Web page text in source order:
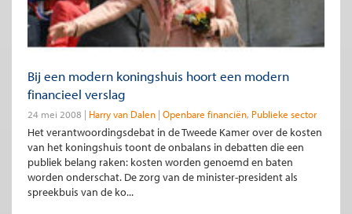
Bij een modern koningshuis hoort een modern
financieel verslag
24 mei 2008 Harry van Dalen Openbare financiën Publieke sector
Het verantwoordingsdebat in de Tweede Kamer over de kosten
van het koningshuis toont de onbalans in debatten die een
publiek belang raken: kosten worden genoemd en baten
worden onderschat. De zorg van de minister-president als
spreekbuis van de ko...